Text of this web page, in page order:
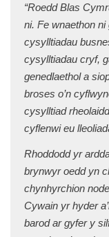
“Roedd Blas
ni. Fe wnaethon
cysylltiadau
cysylltiadau cryf,
genedlaethol a
broses o’n
cysylltiad
cyflenwi eu
Rhoddodd yr
brynwyr oedd yn
chynhyrchion
Cywain yr hyder
barod ar gyfer y